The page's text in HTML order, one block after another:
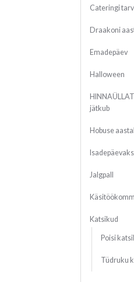
Cateringi
Draakoni
Emadepäev
Halloween
jätkub
Hobuse
Jalgpall
Katsikud
Poisi
Tüdruku